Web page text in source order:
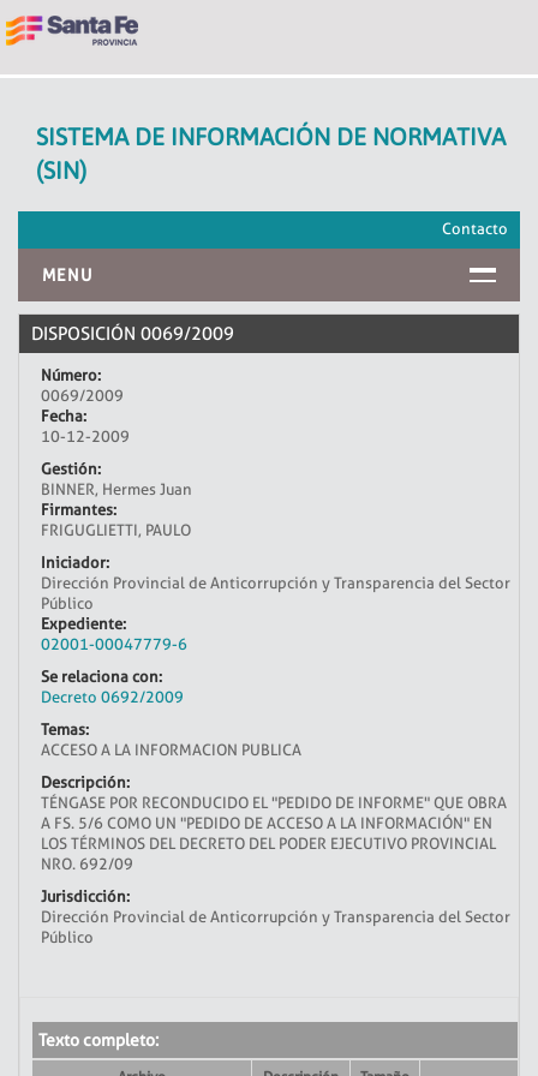
SISTEMA DE INFORMACIÓN DE NORMATIVA
(SIN)
Contacto
MENU
INICIO
DISPOSICIÓN 0069/2009
Número:
0069/2009
Fecha:
10-12-2009
Gestión:
BINNER, Hermes Juan
Firmantes:
FRIGUGLIETTI, PAULO
Iniciador:
Dirección Provincial de Anticorrupción y Transparencia del Sector
Público
Expediente:
02001-00047779-6
Se relaciona con:
Decreto 0692/2009
Temas:
ACCESO A LA INFORMACION PUBLICA
Descripción:
TÉNGASE POR RECONDUCIDO EL "PEDIDO DE INFORME" QUE OBRA
A FS. 5/6 COMO UN "PEDIDO DE ACCESO A LA INFORMACIÓN" EN
LOS TÉRMINOS DEL DECRETO DEL PODER EJECUTIVO PROVINCIAL
NRO. 692/09
Jurisdicción:
Dirección Provincial de Anticorrupción y Transparencia del Sector
Público
Texto completo: